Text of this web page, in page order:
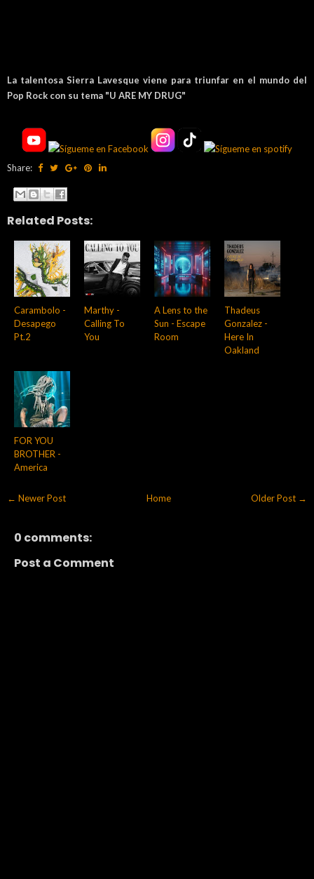
La talentosa Sierra Lavesque viene para triunfar en el mundo del
Pop Rock con su tema "U ARE MY DRUG"
Share:
Related Posts:
Carambolo -
Desapego
Pt.2
Marthy -
Calling To
You
A Lens to the
Sun - Escape
Room
Thadeus
Gonzalez -
Here In
Oakland
FOR YOU
BROTHER -
America
← Newer Post Older Post →
Home
0 comments:
Post a Comment